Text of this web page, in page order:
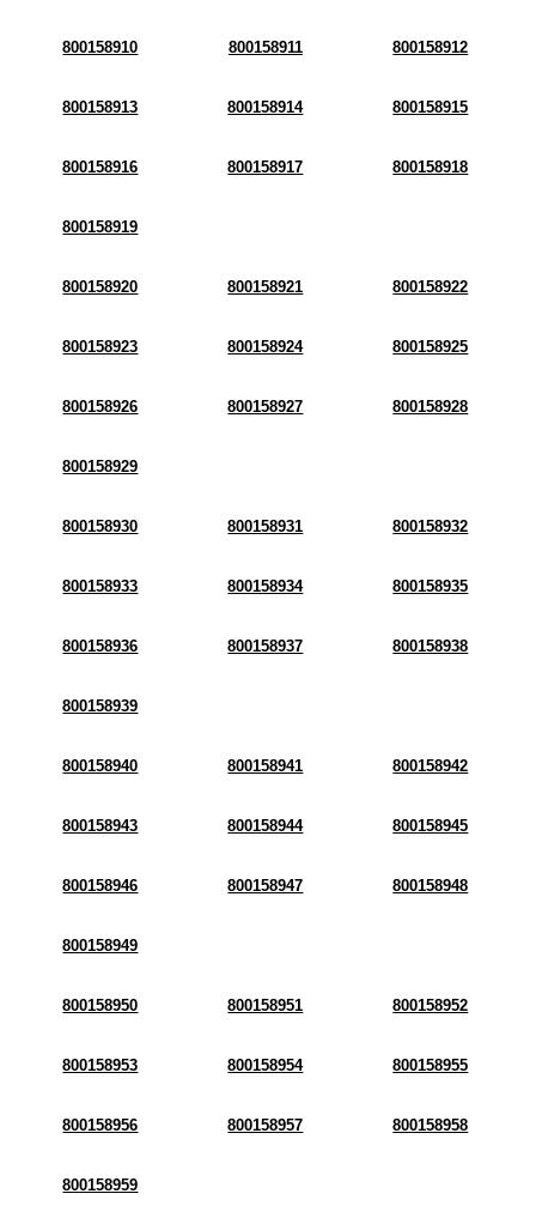
800158910 800158911 800158912
800158913 800158914 800158915
800158916 800158917 800158918
800158919
800158920 800158921 800158922
800158923 800158924 800158925
800158926 800158927 800158928
800158929
800158930 800158931 800158932
800158933 800158934 800158935
800158936 800158937 800158938
800158939
800158940 800158941 800158942
800158943 800158944 800158945
800158946 800158947 800158948
800158949
800158950 800158951 800158952
800158953 800158954 800158955
800158956 800158957 800158958
800158959